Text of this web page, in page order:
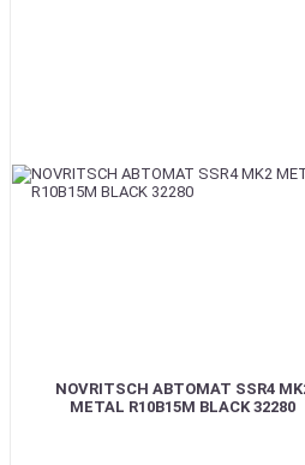
NOVRITSCH АВТОМАТ SSR4
METAL R10B15M BLACK 32280